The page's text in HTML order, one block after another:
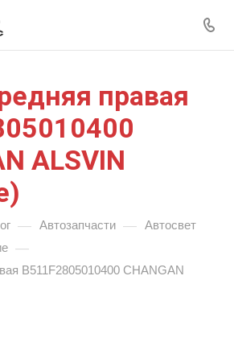
правая
ALSVIN
— Автозапчасти — Автосвет
—
B511F2805010400 CHANGAN